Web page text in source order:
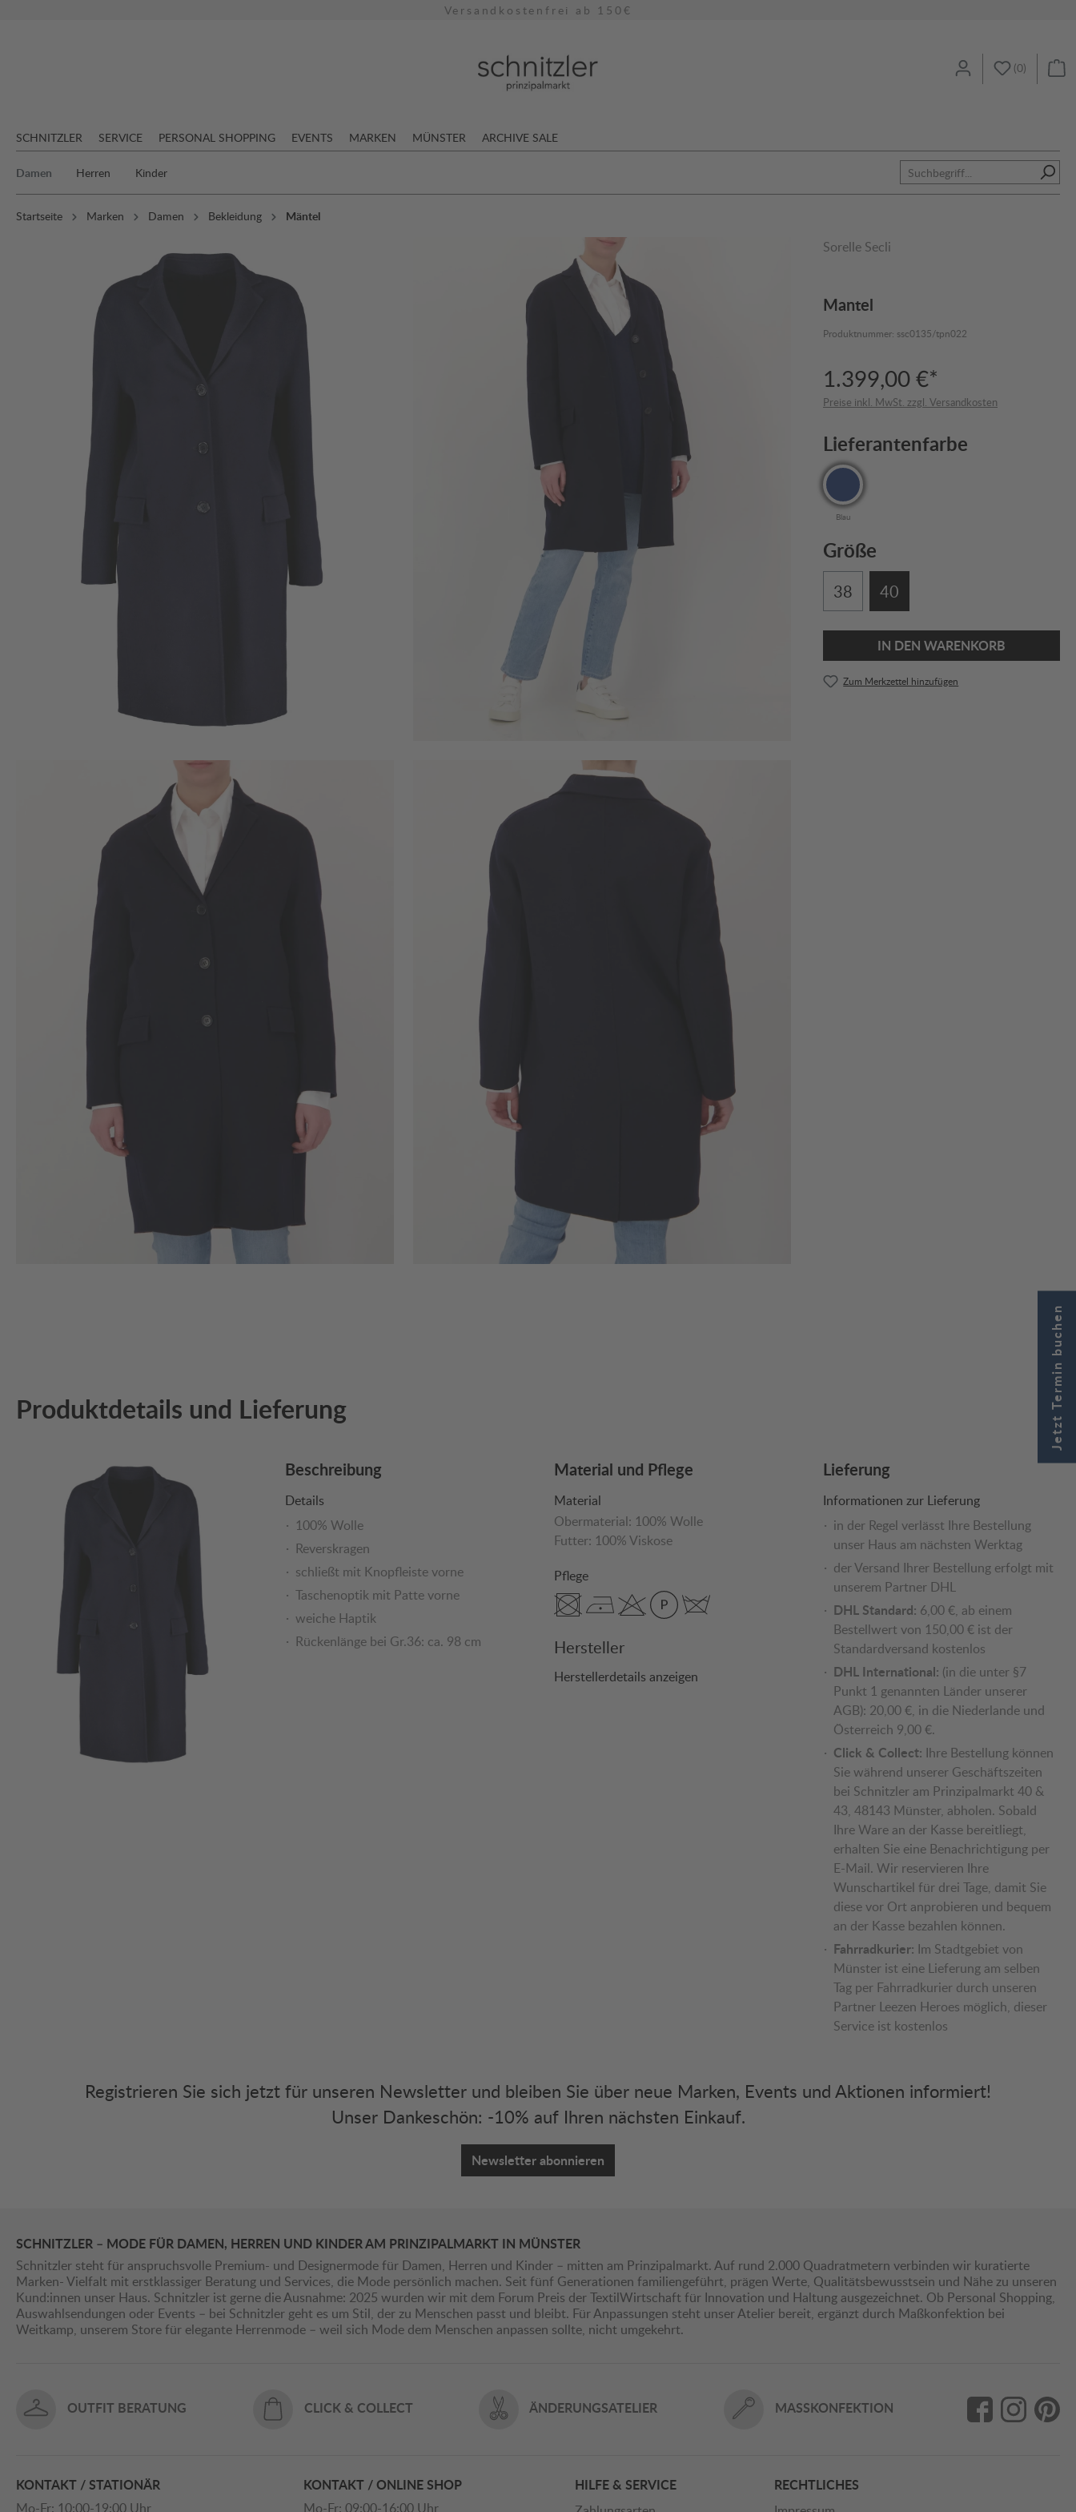
Versandkostenfrei ab 150€
(0)
SCHNITZLER SERVICE PERSONAL SHOPPING EVENTS MARKEN MÜNSTER ARCHIVE SALE
Damen Herren Kinder
Startseite Marken Damen Bekleidung Mäntel
Sorelle Secli
Mantel
Produktnummer: ssc0135/tpn022
1.399,00 €*
Preise inkl. MwSt. zzgl. Versandkosten
Lieferantenfarbe
Blau
Größe
38 40
IN DEN WARENKORB
Zum Merkzettel hinzufügen
Produktdetails und Lieferung
Beschreibung
Details
100% Wolle
Reverskragen
schließt mit Knopfleiste vorne
Taschenoptik mit Patte vorne
weiche Haptik
Rückenlänge bei Gr.36: ca. 98 cm
Material und Pflege
Material
Obermaterial: 100% Wolle
Futter: 100% Viskose
Pflege
Hersteller
Herstellerdetails anzeigen
Lieferung
Informationen zur Lieferung
in der Regel verlässt Ihre Bestellung
unser Haus am nächsten Werktag
der Versand Ihrer Bestellung erfolgt mit
unserem Partner DHL
DHL Standard: 6,00 €, ab einem
Bestellwert von 150,00 € ist der
Standardversand kostenlos
DHL International: (in die unter §7
Punkt 1 genannten Länder unserer
AGB): 20,00 €, in die Niederlande und
Österreich 9,00 €.
Click & Collect: Ihre Bestellung können
Sie während unserer Geschäftszeiten
bei Schnitzler am Prinzipalmarkt 40 &
43, 48143 Münster, abholen. Sobald
Ihre Ware an der Kasse bereitliegt,
erhalten Sie eine Benachrichtigung per
E-Mail. Wir reservieren Ihre
Wunschartikel für drei Tage, damit Sie
diese vor Ort anprobieren und bequem
an der Kasse bezahlen können.
Fahrradkurier: Im Stadtgebiet von
Münster ist eine Lieferung am selben
Tag per Fahrradkurier durch unseren
Partner Leezen Heroes möglich, dieser
Service ist kostenlos
Registrieren Sie sich jetzt für unseren Newsletter und bleiben Sie über neue Marken, Events und Aktionen informiert!
Unser Dankeschön: -10% auf Ihren nächsten Einkauf.
Newsletter abonnieren
SCHNITZLER – MODE FÜR DAMEN, HERREN UND KINDER AM PRINZIPALMARKT IN MÜNSTER
Schnitzler steht für anspruchsvolle Premium- und Designermode für Damen, Herren und Kinder – mitten am Prinzipalmarkt. Auf rund 2.000 Quadratmetern verbinden wir kuratierte
Marken- Vielfalt mit erstklassiger Beratung und Services, die Mode persönlich machen. Seit fünf Generationen familiengeführt, prägen Werte, Qualitätsbewusstsein und Nähe zu unseren
Kund:innen unser Haus. Schnitzler ist gerne die Ausnahme: 2025 wurden wir mit dem Forum Preis der TextilWirtschaft für Innovation und Haltung ausgezeichnet. Ob Personal Shopping,
Auswahlsendungen oder Events – bei Schnitzler geht es um Stil, der zu Menschen passt und bleibt. Für Anpassungen steht unser Atelier bereit, ergänzt durch Maßkonfektion bei
Weitkamp, unserem Store für elegante Herrenmode – weil sich Mode dem Menschen anpassen sollte, nicht umgekehrt.
OUTFIT BERATUNG CLICK & COLLECT ÄNDERUNGSATELIER MASSKONFEKTION
KONTAKT / STATIONÄR
Mo-Fr: 10:00-19:00 Uhr
KONTAKT / ONLINE SHOP
Mo-Fr: 09:00-16:00 Uhr
HILFE & SERVICE RECHTLICHES
Jetzt Termin buchen